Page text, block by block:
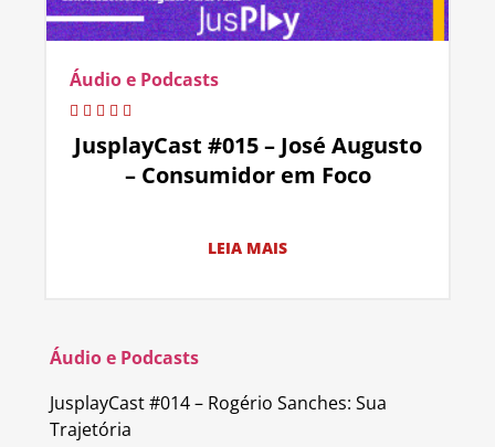
Áudio e Podcasts
JusplayCast #015 – José Augusto
– Consumidor em Foco
LEIA MAIS
Áudio e Podcasts
JusplayCast #014 – Rogério Sanches: Sua
Trajetória